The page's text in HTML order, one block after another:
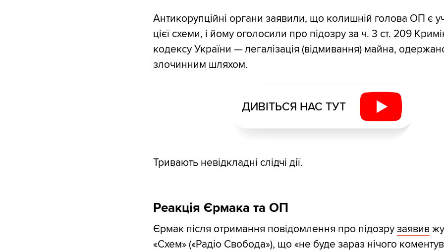
Антикорупційні органи заявили, що колишній голова ОП є
цієї схеми, і йому оголосили про підозру за ч. 3 ст. 209
кодексу України — легалізація (відмивання) майна,
злочинним шляхом.
ДИВІТЬСЯ НАС ТУТ
Тривають невідкладні слідчі дії.
Реакція Єрмака та ОП
Єрмак після отримання повідомлення про підозру заявив
«Схем» («Радіо Свобода»), що «не буде зараз нічого